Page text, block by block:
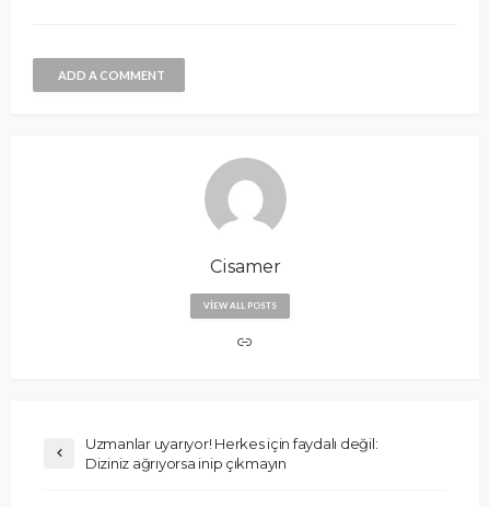
ADD A COMMENT
Cisamer
VIEW ALL POSTS
Uzmanlar uyarıyor! Herkes için faydalı değil:
Diziniz ağrıyorsa inip çıkmayın